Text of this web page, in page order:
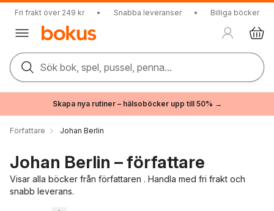
Fri frakt över 249 kr • Snabba leveranser • Billiga böcker
Sök bok, spel, pussel, penna...
Skapa nya rutiner – hälsoböcker upp till 50% →
Författare Johan Berlin
Johan Berlin – författare
Visar alla böcker från författaren . Handla med fri frakt och
snabb leverans.